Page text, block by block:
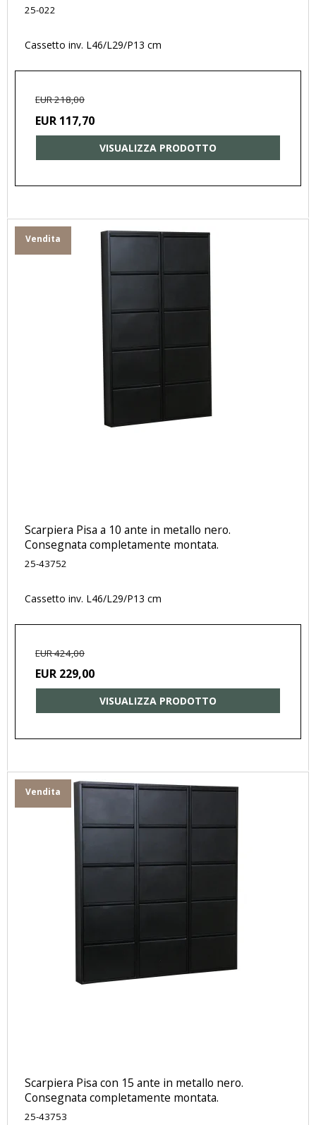
25-022
Cassetto inv. L46/L29/P13 cm
EUR 218,00
EUR 117,70
VISUALIZZA PRODOTTO
Vendita
Scarpiera Pisa a 10 ante in metallo nero.
Consegnata completamente montata.
25-43752
Cassetto inv. L46/L29/P13 cm
EUR 424,00
EUR 229,00
VISUALIZZA PRODOTTO
Vendita
Scarpiera Pisa con 15 ante in metallo nero.
Consegnata completamente montata.
25-43753